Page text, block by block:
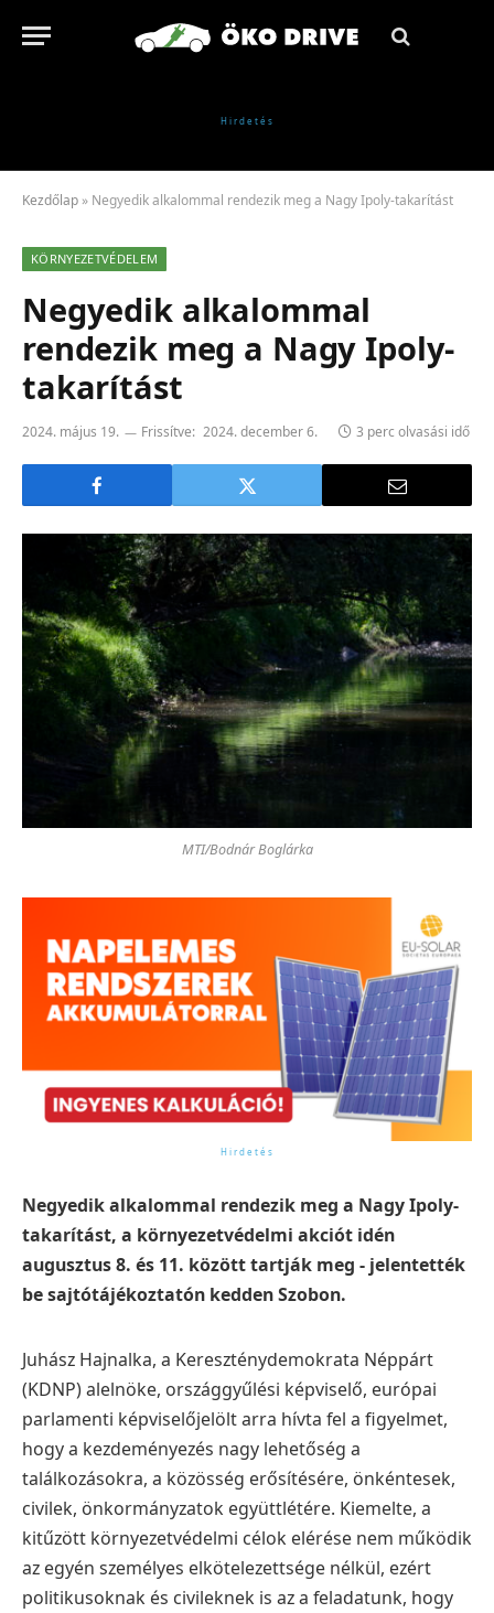
Kezdőlap » Negyedik alkalommal rendezik meg a Nagy Ipoly-takarítást
KÖRNYEZETVÉDELEM
Negyedik alkalommal
rendezik meg a Nagy Ipoly-
takarítást
2024. május 19. Frissítve: 2024. december 6. 3 perc olvasási idő
MTI/Bodnár Boglárka
Negyedik alkalommal rendezik meg a Nagy Ipoly-
takarítást, a környezetvédelmi akciót idén
augusztus 8. és 11. között tartják meg - jelentették
be sajtótájékoztatón kedden Szobon.
Juhász Hajnalka, a Kereszténydemokrata Néppárt
(KDNP) alelnöke, országgyűlési képviselő, európai
parlamenti képviselőjelölt arra hívta fel a figyelmet,
hogy a kezdeményezés nagy lehetőség a
találkozásokra, a közösség erősítésére, önkéntesek,
civilek, önkormányzatok együttlétére. Kiemelte, a
kitűzött környezetvédelmi célok elérése nem működik
az egyén személyes elkötelezettsége nélkül, ezért
politikusoknak és civileknek is az a feladatunk, hogy